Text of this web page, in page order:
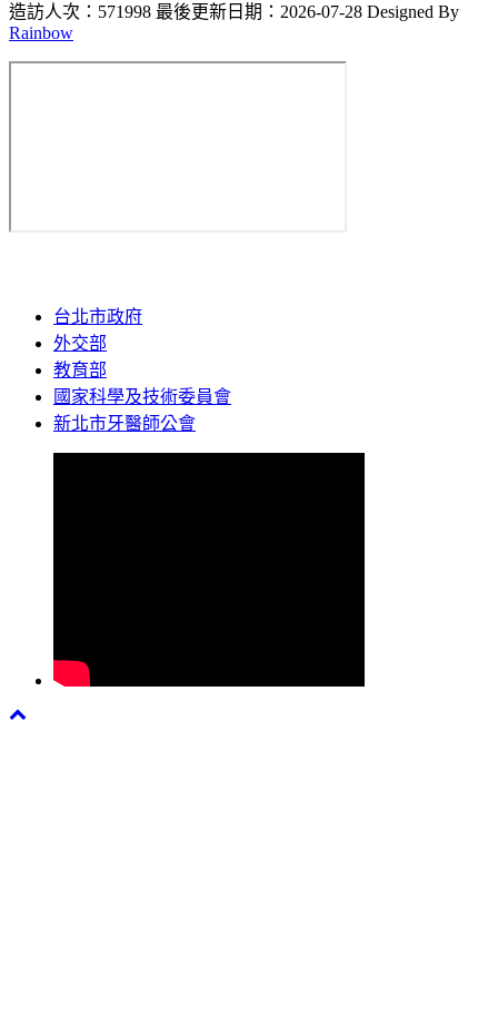
造訪人次：571998 最後更新日期：2026-07-28 Designed By
Rainbow
台北市政府
外交部
教育部
國家科學及技術委員會
新北市牙醫師公會